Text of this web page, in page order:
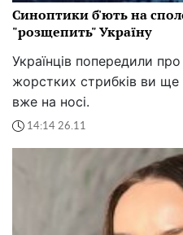
Синоптики б'ють на
"розщепить" Україну
Українців попередили
жорстких стрибків ви
вже на носі.
14:14 26.11